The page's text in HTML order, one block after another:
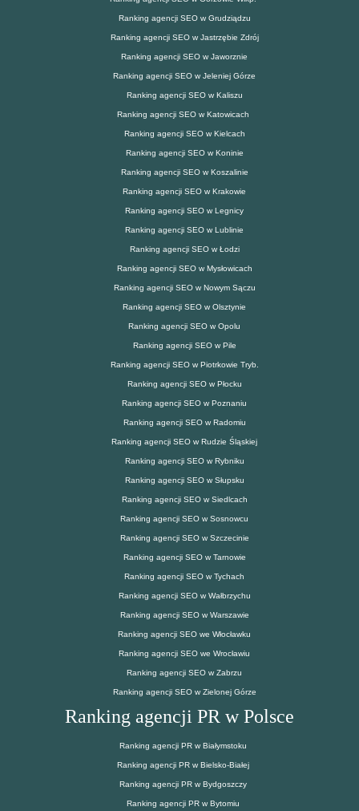
Ranking agencji SEO w Grudziądzu
Ranking agencji SEO w Jastrzębie Zdrój
Ranking agencji SEO w Jaworznie
Ranking agencji SEO w Jeleniej Górze
Ranking agencji SEO w Kaliszu
Ranking agencji SEO w Katowicach
Ranking agencji SEO w Kielcach
Ranking agencji SEO w Koninie
Ranking agencji SEO w Koszalinie
Ranking agencji SEO w Krakowie
Ranking agencji SEO w Legnicy
Ranking agencji SEO w Lublinie
Ranking agencji SEO w Łodzi
Ranking agencji SEO w Mysłowicach
Ranking agencji SEO w Nowym Sączu
Ranking agencji SEO w Olsztynie
Ranking agencji SEO w Opolu
Ranking agencji SEO w Pile
Ranking agencji SEO w Piotrkowie Tryb.
Ranking agencji SEO w Płocku
Ranking agencji SEO w Poznaniu
Ranking agencji SEO w Radomiu
Ranking agencji SEO w Rudzie Śląskiej
Ranking agencji SEO w Rybniku
Ranking agencji SEO w Słupsku
Ranking agencji SEO w Siedlcach
Ranking agencji SEO w Sosnowcu
Ranking agencji SEO w Szczecinie
Ranking agencji SEO w Tarnowie
Ranking agencji SEO w Tychach
Ranking agencji SEO w Wałbrzychu
Ranking agencji SEO w Warszawie
Ranking agencji SEO we Włocławku
Ranking agencji SEO we Wrocławiu
Ranking agencji SEO w Zabrzu
Ranking agencji SEO w Zielonej Górze
Ranking agencji PR w Polsce
Ranking agencji PR w Białymstoku
Ranking agencji PR w Bielsko-Białej
Ranking agencji PR w Bydgoszczy
Ranking agencji PR w Bytomiu